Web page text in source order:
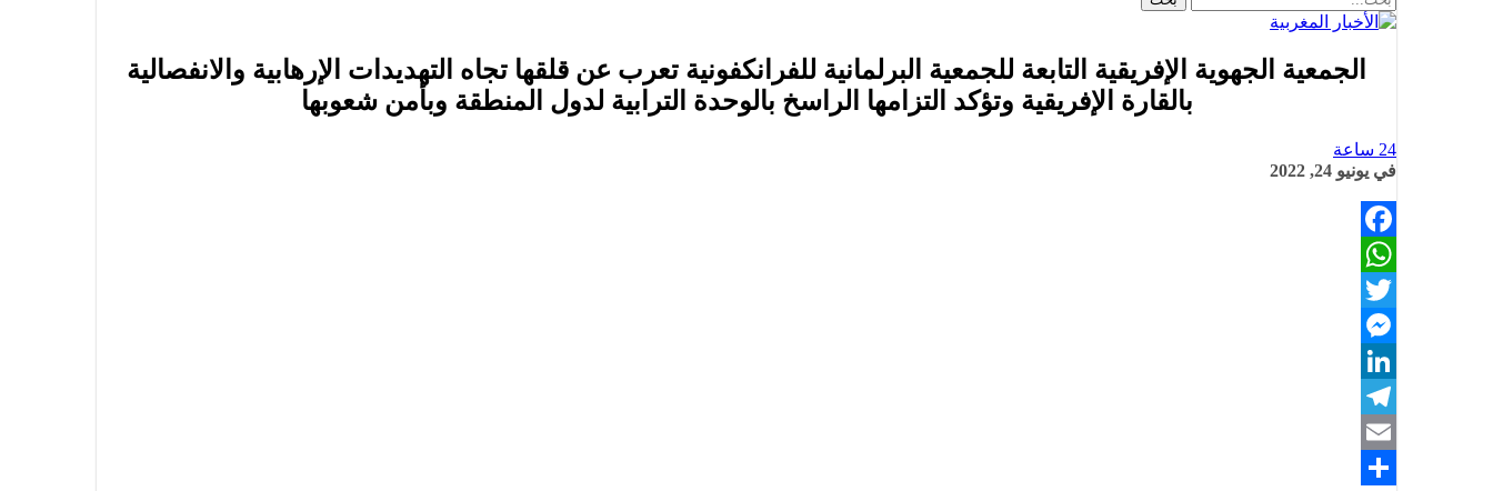
الجمعية الجهوية الإفريقية التابعة للجمعية البرلمانية للفرانكفونية تعرب عن قلقها تجاه التهديدات الإرهابية والانفصالية
بالقارة الإفريقية وتؤكد التزامها الراسخ بالوحدة الترابية لدول المنطقة وبأمن شعوبها
24 ساعة
في يونيو 24, 2022
Facebook
WhatsApp
Twitter
Messenger
LinkedIn
Telegram
Email